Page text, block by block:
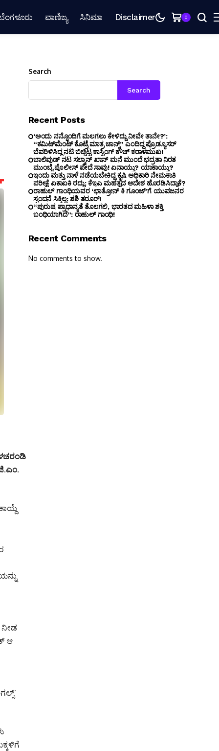
ವಾಣಿಜ್ಯ ಸಿನಿಮಾ Disclaimer 0
ನೀಡ
ಆ
Search
Search
Recent Posts
‘ಅಂದು ನನ್ನೊಂದಿಗೆ ಮಲಗಲು ಕೇಳಿದ್ದು ನೀವೇ ತಾನೇ?’:
“ಕಮಿಟ್‌ಮೆಂಟ್ ಕೊಟ್ರೆ ಮಾತ್ರ ಚಾನ್ಸ್” ಎಂದಿದ್ದ ಪ್ರೊಡ್ಯೂಸರ್
ಬೆವರಿಳಿಸಿದ್ದ ನಟಿ ಬಿಚ್ಚಿಟ್ಟ ಕಾಸ್ಟಿಂಗ್ ಕೌಚ್ ಕರಾಳಮುಖ!
ಬಾಲಿವುಡ್ ನಟ ಸಲ್ಮಾನ್ ಖಾನ್ ಮನೆ ಮುಂದೆ ಭದ್ರತಾ ನಿರತ
ಮುಂಬೈ ಪೊಲೀಸ್ ಪೇದೆ ಸಾವು! ಏನಾಯ್ತು? ಯಾಕಾಯ್ತು?
ಇಂದು ಮತ್ತು ನಾಳೆ ನಡೆಯಬೇಕಿದ್ದ ಕೃಷಿ ಅಧಿಕಾರಿ ನೇಮಕಾತಿ
ಪರೀಕ್ಷೆ ಏಕಾಏಕಿ ರದ್ದು: ಕೆಇಎ ಮಹತ್ವದ ಆದೇಶ ಹೊರಡಿಸಿದ್ಯಾಕೆ?
ರಾಹುಲ್ ಗಾಂಧಿಯವರ ‘ಛಾತ್ರೋನ್ ಕಿ ಗೂಂಜ್’ಗೆ ಯುವಜನರ
ಸ್ಪಂದನೆ ಸಿಕ್ಕಿಲ್ಲ: ಶಶಿ ತರೂರ್!
“ಪುರುಷ ಪ್ರಾಧಾನ್ಯತೆ ತೊಲಗಲಿ, ಭಾರತದ ಮಹಿಳಾ ಶಕ್ತಿ
ಬಂಧಿಯಾಗಿದೆ”: ರಾಹುಲ್ ಗಾಂಧಿ!
Recent Comments
No comments to show.